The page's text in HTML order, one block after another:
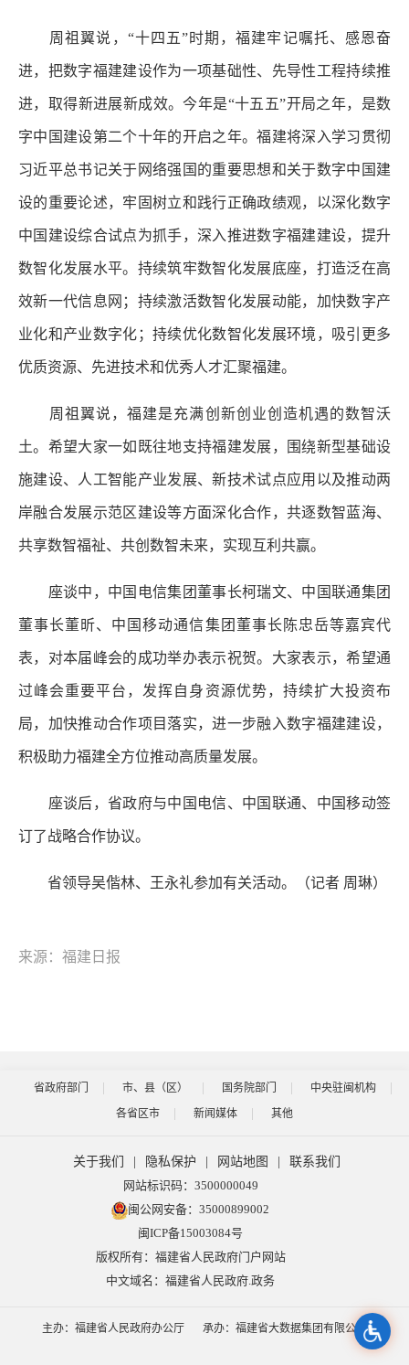
周祖翼说，“十四五”时期，福建牢记嘱托、感恩奋
进，把数字福建建设作为一项基础性、先导性工程持续推
进，取得新进展新成效。今年是“十五五”开局之年，是数
字中国建设第二个十年的开启之年。福建将深入学习贯彻
习近平总书记关于网络强国的重要思想和关于数字中国建
设的重要论述，牢固树立和践行正确政绩观，以深化数字
中国建设综合试点为抓手，深入推进数字福建建设，提升
数智化发展水平。持续筑牢数智化发展底座，打造泛在高
效新一代信息网；持续激活数智化发展动能，加快数字产
业化和产业数字化；持续优化数智化发展环境，吸引更多
优质资源、先进技术和优秀人才汇聚福建。
周祖翼说，福建是充满创新创业创造机遇的数智沃
土。希望大家一如既往地支持福建发展，围绕新型基础设
施建设、人工智能产业发展、新技术试点应用以及推动两
岸融合发展示范区建设等方面深化合作，共逐数智蓝海、
共享数智福祉、共创数智未来，实现互利共赢。
座谈中，中国电信集团董事长柯瑞文、中国联通集团
董事长董昕、中国移动通信集团董事长陈忠岳等嘉宾代
表，对本届峰会的成功举办表示祝贺。大家表示，希望通
过峰会重要平台，发挥自身资源优势，持续扩大投资布
局，加快推动合作项目落实，进一步融入数字福建建设，
积极助力福建全方位推动高质量发展。
座谈后，省政府与中国电信、中国联通、中国移动签
订了战略合作协议。
省领导吴偕林、王永礼参加有关活动。 （记者 周琳）
来源：福建日报
省政府部门 市、县（区） 国务院部门
中央驻闽机构
各省区市
新闻媒体 其他
关于我们 隐私保护 网站地图
联系我们
网站标识码：3500000049
闽公网安备：35000899002
闽ICP备15003084号
版权所有：福建省人民政府门户网站
中文域名：福建省人民政府.政务
主办：福建省人民政府办公厅 承办：福建省大数据集团有限公司